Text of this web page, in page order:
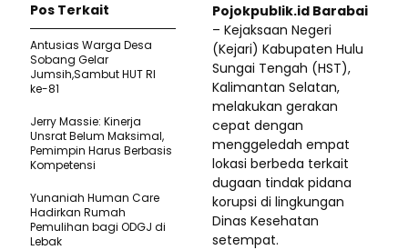
Pojokpublik.id Barabai
– Kejaksaan Negeri
(Kejari) Kabupaten Hulu
Sungai Tengah (HST),
Kalimantan Selatan,
melakukan gerakan
cepat dengan
menggeledah empat
lokasi berbeda terkait
dugaan tindak pidana
korupsi di lingkungan
Dinas Kesehatan
setempat.
Pos Terkait
Antusias Warga Desa
Sobang Gelar
Jumsih,Sambut HUT RI
ke-81
Jerry Massie: Kinerja
Unsrat Belum Maksimal,
Pemimpin Harus Berbasis
Kompetensi
Yunaniah Human Care
Hadirkan Rumah
Pemulihan bagi ODGJ di
Lebak